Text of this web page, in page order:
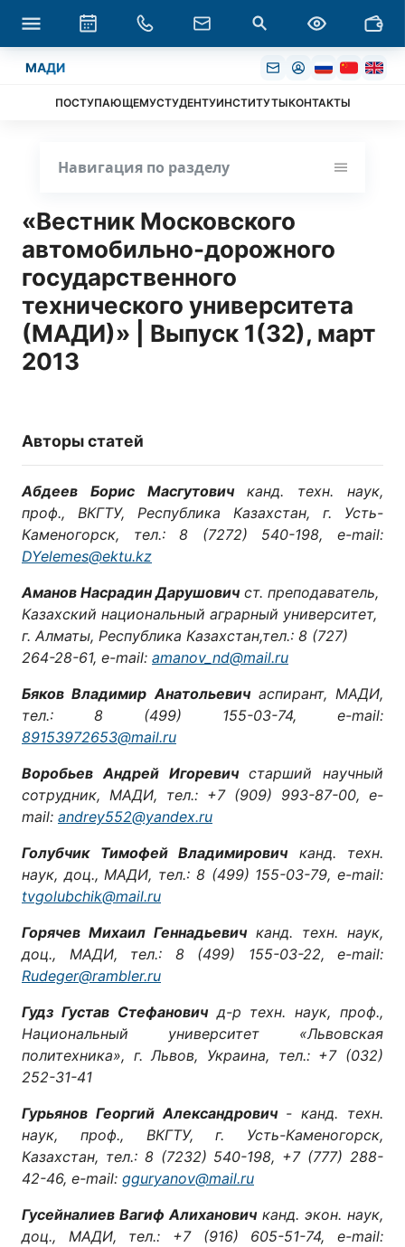
МАДИ
ПОСТУПАЮЩЕМУСТУДЕНТУИНСТИТУТЫКОНТАКТЫ
«Вестник Московского
автомобильно-дорожного
государственного
технического университета
(МАДИ)» | Выпуск 1(32), март
2013
Авторы статей
Абдеев Борис Масгутовичканд. техн. наук,
проф., ВКГТУ, Республика Казахстан, г. Усть-
Каменогорск, тел.: 8 (7272) 540-198, e-mail:
DYelemes@ektu.kz
Аманов Насрадин Дарушовичст. преподаватель,
Казахский национальный аграрный университет,
г. Алматы, Республика Казахстан,тел.: 8 (727)
264-28-61, e-mail: amanov_nd@mail.ru
Бяков Владимир Анатольевичаспирант, МАДИ,
тел.: 8 (499) 155-03-74, e-mail:
89153972653@mail.ru
Воробьев Андрей Игоревичстарший научный
сотрудник, МАДИ, тел.: +7 (909) 993-87-00, e-
mail: andrey552@yandex.ru
Голубчик Тимофей Владимировичканд. техн.
наук, доц., МАДИ, тел.: 8 (499) 155-03-79, e-mail:
tvgolubchik@mail.ru
Горячев Михаил Геннадьевичканд. техн. наук,
доц., МАДИ, тел.: 8 (499) 155-03-22, e-mail:
Rudeger@rambler.ru
Гудз Густав Стефановичд-р техн. наук, проф.,
Национальный университет «Львовская
политехника», г. Львов, Украина, тел.: +7 (032)
252-31-41
Гурьянов Георгий Александрович- канд. техн.
наук, проф., ВКГТУ, г. Усть-Каменогорск,
Казахстан, тел.: 8 (7232) 540-198, +7 (777) 288-
42-46, e-mail: gguryanov@mail.ru
Гусейналиев Вагиф Алихановичканд. экон. наук,
доц., МАДИ, тел.: +7 (916) 605-51-74, e-mail:
Навигация по разделу